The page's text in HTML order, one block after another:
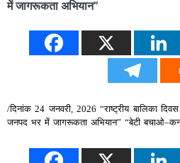
में जागरूकता अभियान”
/दिनांक 24 जनवरी, 2026 “राष्ट्रीय बालिका
जनपद भर में जागरूकता अभियान” “बेटी